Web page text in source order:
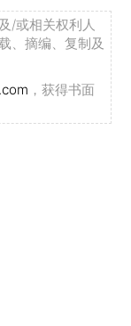
/或相关权利人
、摘编、复制及
，获得书面